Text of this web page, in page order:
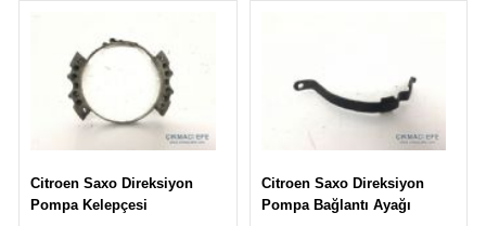
Citroen Saxo Direksiyon
Pompa Kelepçesi
Citroen Saxo Direksiyon
Pompa Bağlantı Ayağı